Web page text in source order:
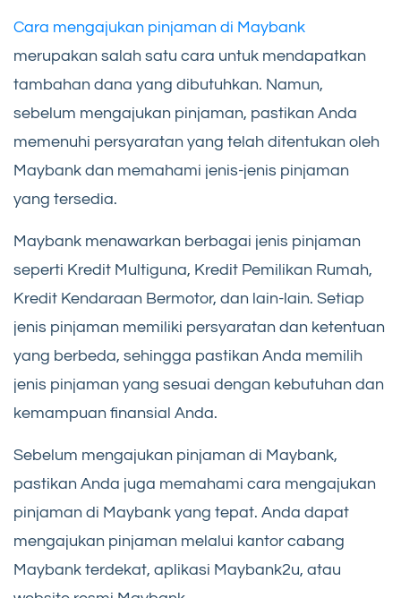
Cara mengajukan pinjaman di Maybank
merupakan salah satu cara untuk mendapatkan
tambahan dana yang dibutuhkan. Namun,
sebelum mengajukan pinjaman, pastikan Anda
memenuhi persyaratan yang telah ditentukan oleh
Maybank dan memahami jenis-jenis pinjaman
yang tersedia.
Maybank menawarkan berbagai jenis pinjaman
seperti Kredit Multiguna, Kredit Pemilikan Rumah,
Kredit Kendaraan Bermotor, dan lain-lain. Setiap
jenis pinjaman memiliki persyaratan dan ketentuan
yang berbeda, sehingga pastikan Anda memilih
jenis pinjaman yang sesuai dengan kebutuhan dan
kemampuan finansial Anda.
Sebelum mengajukan pinjaman di Maybank,
pastikan Anda juga memahami cara mengajukan
pinjaman di Maybank yang tepat. Anda dapat
mengajukan pinjaman melalui kantor cabang
Maybank terdekat, aplikasi Maybank2u, atau